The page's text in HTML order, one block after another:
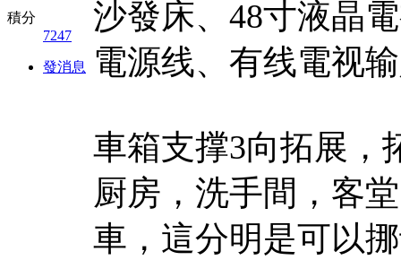
積分
7247
發消息
沙發床、48寸液晶
電源线、有线電视
車箱支撑3向拓展，
厨房，洗手間，客
車，這分明是可以